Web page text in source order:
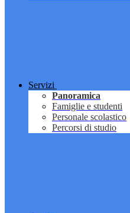
Servizi
Panoramica
Famiglie e studenti
Personale scolastico
Percorsi di studio